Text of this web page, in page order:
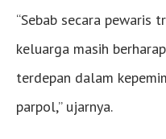
“Sebab secara pewaris
keluarga masih
terdepan dalam
parpol,” ujarnya.